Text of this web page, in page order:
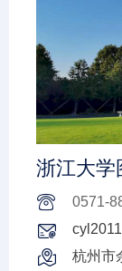
浙江大学
0571-
杭州市